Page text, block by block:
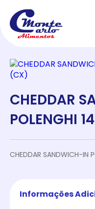
CHEDDAR
POLENGHI
CHEDDAR SANDWICH-IN
Informações